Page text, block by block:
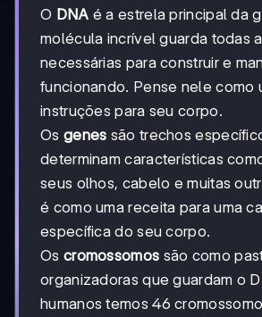
O DNA é a estrela principal da
molécula incrível guarda todas
necessárias para construir e
funcionando. Pense nele como
instruções para seu corpo.
Os genes são trechos
determinam características
seus olhos, cabelo e muitas
é como uma receita para uma
específica do seu corpo.
Os cromossomos são como
organizadoras que guardam o
humanos temos 46